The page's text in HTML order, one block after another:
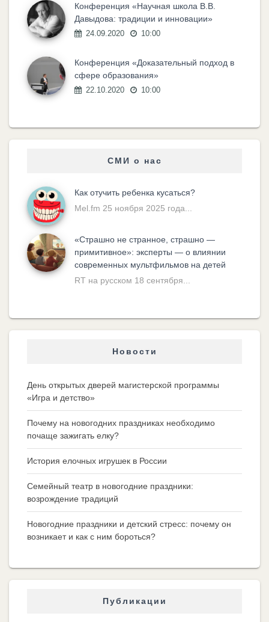
Конференция «Научная школа В.В.
Давыдова: традиции и инновации»
24.09.2020 10:00
Конференция «Доказательный подход в
сфере образования»
22.10.2020 10:00
СМИ о нас
Как отучить ребенка кусаться?
Mel.fm 25 ноября 2025 года...
«Cтрашно не странное, страшно —
примитивное»: эксперты — о влиянии
современных мультфильмов на детей
RT на русском 18 сентября...
Новости
День открытых дверей магистерской программы
«Игра и детство»
Почему на новогодних праздниках необходимо
почаще зажигать елку?
История елочных игрушек в России
Семейный театр в новогодние праздники:
возрождение традиций
Новогодние праздники и детский стресс: почему он
возникает и как с ним бороться?
Публикации